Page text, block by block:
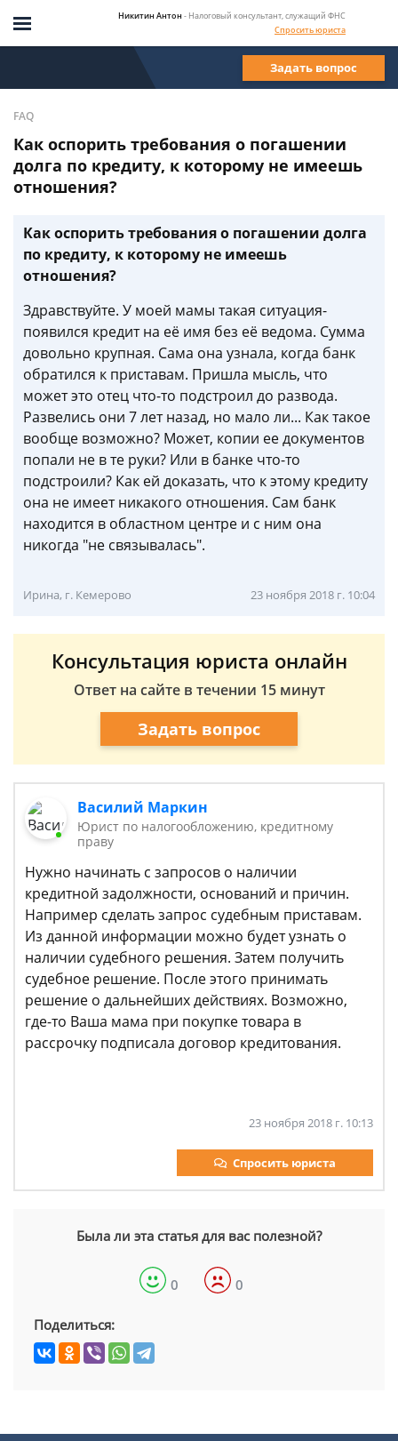
Никитин Антон - Налоговый консультант, служащий ФНС
Спросить юриста
Задать вопрос
FAQ
Как оспорить требования о погашении
долга по кредиту, к которому не имеешь
отношения?
Как оспорить требования о погашении долга
по кредиту, к которому не имеешь
отношения?
Здравствуйте. У моей мамы такая ситуация-
появился кредит на её имя без её ведома. Сумма
довольно крупная. Сама она узнала, когда банк
обратился к приставам. Пришла мысль, что
может это отец что-то подстроил до развода.
Развелись они 7 лет назад, но мало ли... Как такое
вообще возможно? Может, копии ее документов
попали не в те руки? Или в банке что-то
подстроили? Как ей доказать, что к этому кредиту
она не имеет никакого отношения. Сам банк
находится в областном центре и с ним она
никогда "не связывалась".
Ирина, г. Кемерово 23 ноября 2018 г. 10:04
Консультация юриста онлайн
Ответ на сайте в течении 15 минут
Задать вопрос
Василий Маркин
Юрист по налогообложению, кредитному
праву
Нужно начинать с запросов о наличии
кредитной задолжности, оснований и причин.
Например сделать запрос судебным приставам.
Из данной информации можно будет узнать о
наличии судебного решения. Затем получить
судебное решение. После этого принимать
решение о дальнейших действиях. Возможно,
где-то Ваша мама при покупке товара в
рассрочку подписала договор кредитования.
23 ноября 2018 г. 10:13
Спросить юриста
Была ли эта статья для вас полезной?
0 0
Поделиться: